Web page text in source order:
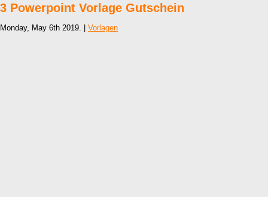
3 Powerpoint Vorlage Gutschein
Monday, May 6th 2019. | Vorlagen